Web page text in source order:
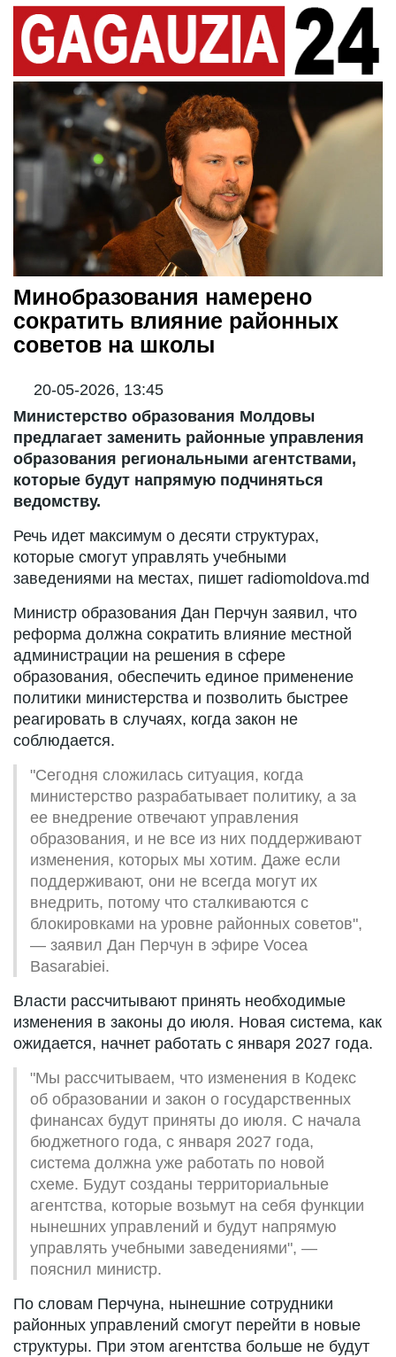
Минобразования намерено
сократить влияние районных
советов на школы
20-05-2026, 13:45
Министерство образования Молдовы
предлагает заменить районные управления
образования региональными агентствами,
которые будут напрямую подчиняться
ведомству.
Речь идет максимум о десяти структурах,
которые смогут управлять учебными
заведениями на местах, пишет radiomoldova.md
Министр образования Дан Перчун заявил, что
реформа должна сократить влияние местной
администрации на решения в сфере
образования, обеспечить единое применение
политики министерства и позволить быстрее
реагировать в случаях, когда закон не
соблюдается.
"Сегодня сложилась ситуация, когда
министерство разрабатывает политику, а за
ее внедрение отвечают управления
образования, и не все из них поддерживают
изменения, которых мы хотим. Даже если
поддерживают, они не всегда могут их
внедрить, потому что сталкиваются с
блокировками на уровне районных советов",
— заявил Дан Перчун в эфире Vocea
Basarabiei.
Власти рассчитывают принять необходимые
изменения в законы до июля. Новая система, как
ожидается, начнет работать с января 2027 года.
"Мы рассчитываем, что изменения в Кодекс
об образовании и закон о государственных
финансах будут приняты до июля. С начала
бюджетного года, с января 2027 года,
система должна уже работать по новой
схеме. Будут созданы территориальные
агентства, которые возьмут на себя функции
нынешних управлений и будут напрямую
управлять учебными заведениями", —
пояснил министр.
По словам Перчуна, нынешние сотрудники
районных управлений смогут перейти в новые
структуры. При этом агентства больше не будут